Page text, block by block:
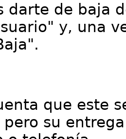
darte de baja
y, una
que este
pero su